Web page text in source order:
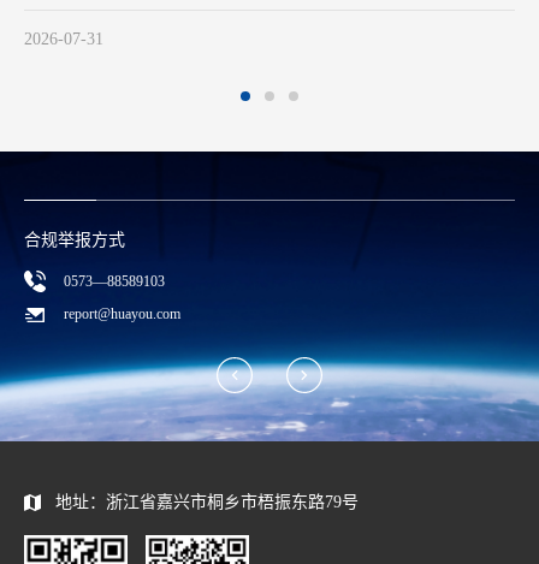
合规举报方式
0573—88589103
report@huayou.com
地址：浙江省嘉兴市桐乡市梧振东路79号